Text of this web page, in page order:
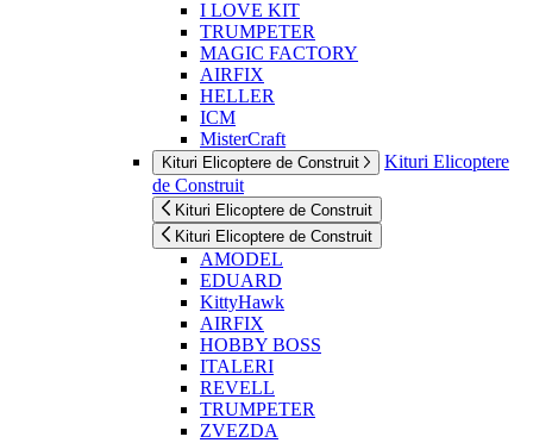
I LOVE KIT
TRUMPETER
MAGIC FACTORY
AIRFIX
HELLER
ICM
MisterCraft
Kituri Elicoptere de Construit
Kituri Elicoptere
de Construit
Kituri Elicoptere de Construit
Kituri Elicoptere de Construit
AMODEL
EDUARD
KittyHawk
AIRFIX
HOBBY BOSS
ITALERI
REVELL
TRUMPETER
ZVEZDA